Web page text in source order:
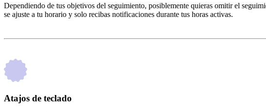
Dependiendo de tus objetivos del seguimiento, posiblemente quieras omitir el
se ajuste a tu horario y solo recibas notificaciones durante tus horas activas.
Atajos de teclado